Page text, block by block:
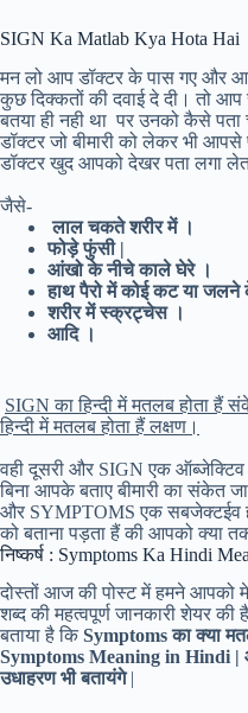
SIGN Ka Matlab Kya Hota Hai
मन लो आप डॉक्टर के पास गए और
कुछ दिक्कतों की दवाई दे दी। तो
बतया ही नही था पर उनको कैसे
डॉक्टर जो बीमारी को लेकर भी
डॉक्टर खुद आपको देखर पता लगा
जैसे-
लाल चकते शरीर में ।
फोड़े फुंसी |
आंखो के नीचे काले घेरे ।
हाथ पैरो में कोई कट या जलने
शरीर में स्क्रट्चेस ।
आदि ।
SIGN का हिन्दी में मतलब होता
हिन्दी में मतलब होता हैं लक्षण।
वही दूसरी और SIGN एक ऑब्जेक्टिव
बिना आपके बताए बीमारी का संकेत
और SYMPTOMS एक सबजेक्टईव
को बताना पड़ता हैं की आपको क्या
निष्कर्ष : Symptoms Ka Hindi
दोस्तों आज की पोस्ट में हमने आपको
शब्द की महत्वपूर्ण जानकारी शेयर
बताया है कि Symptoms का क्या
Symptoms Meaning in Hindi
उधाहरण भी बतायंगे|